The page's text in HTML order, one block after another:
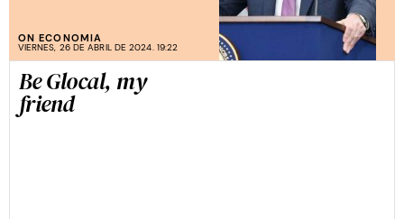
ON ECONOMIA
VIERNES, 26 DE ABRIL DE 2024. 19:22
Be Glocal, my
friend